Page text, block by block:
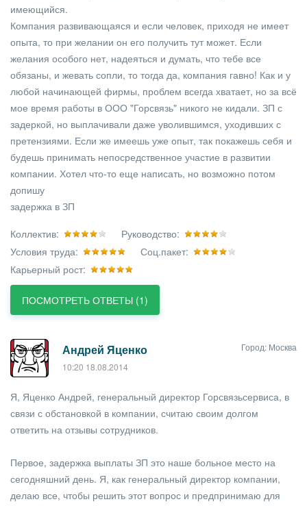
имеющийся.
Компания развивающаяся и если человек, приходя не имеет
опыта, то при желании он его получить тут может. Если
желания особого нет, надеяться и думать, что тебе все
обязаны, и жевать сопли, то тогда да, компания гавно! Как и у
любой начинающей фирмы, проблем всегда хватает, но за всё
мое время работы в ООО "Горсвязь" никого не кидали. ЗП с
задеркой, но выплачивали даже уволившимся, уходивших с
претензиями. Если же имеешь уже опыт, так покажешь себя и
будешь принимать непосредственное участие в развитии
компании. Хотел что-то еще написать, но возможно потом
допишу
задержка в ЗП
Коллектив:
Руководство:
Условия труда:
Соц.пакет:
Карьерный рост:
ПОСМОТРЕТЬ ОТВЕТЫ (1)
Андрей Яценко
10:20 18.08.2014
Город: Москва
Я, Яценко Андрей, генеральный директор Горсвязьсервиса, в
связи с обстановкой в компании, считаю своим долгом
ответить на отзывы сотрудников.
Первое, задержка выплаты ЗП это наше больное место на
сегодняшний день. Я, как генеральный директор компании,
делаю все, чтобы решить этот вопрос и предпринимаю для